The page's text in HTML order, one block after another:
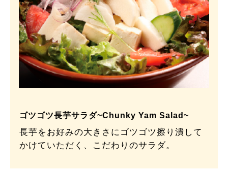
ゴツゴツ長芋サラダ~Chunky Yam Salad~
長芋をお好みの大きさにゴツゴツ擦り潰して
かけていただく、こだわりのサラダ。